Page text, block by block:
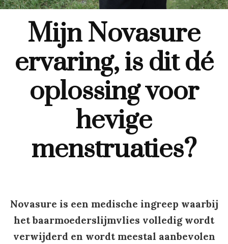
Mijn Novasure
ervaring, is dit dé
oplossing voor
hevige
menstruaties?
Novasure is een medische ingreep waarbij
het baarmoederslijmvlies volledig wordt
verwijderd en wordt meestal aanbevolen